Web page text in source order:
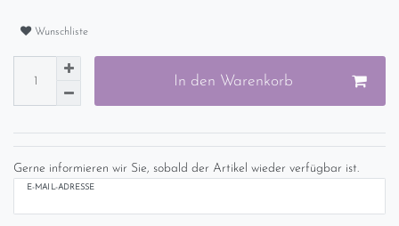
Wunschliste
In den Warenkorb
Gerne informieren wir Sie, sobald der Artikel wieder verfügbar ist.
E-MAIL-ADRESSE